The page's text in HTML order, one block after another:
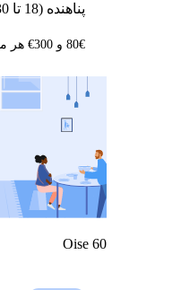
پناهنده (18 تا 30 سال)
80€ و 300€ هر ماه بین
Oise 60